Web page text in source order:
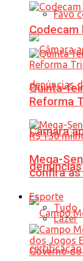
Favo
Câmara
Codecam
Quinta-
Reforma
Mega-
confira
Esporte
Tudo
Lazer